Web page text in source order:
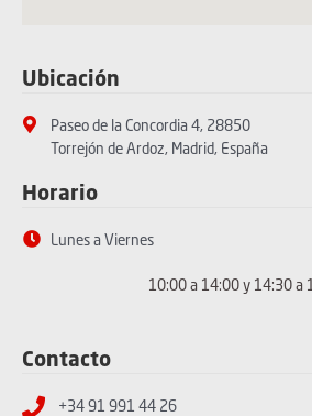
Ubicación
Paseo de la Concordia 4, 28850
Torrejón de Ardoz, Madrid, España
Horario
Lunes a Viernes
10:00 a 14:00 y 14:30 a
Contacto
+34 91 991 44 26